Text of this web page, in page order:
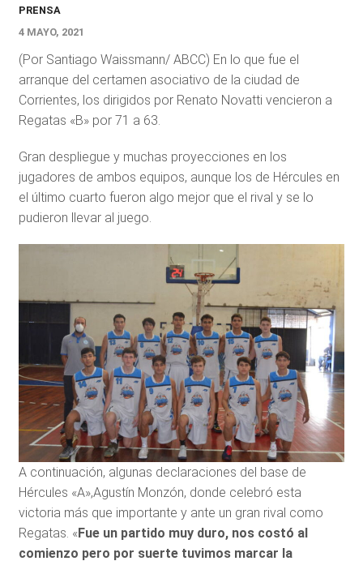
PRENSA
4 MAYO, 2021
(Por Santiago Waissmann/ ABCC) En lo que fue el
arranque del certamen asociativo de la ciudad de
Corrientes, los dirigidos por Renato Novatti vencieron a
Regatas «B» por 71 a 63.
Gran despliegue y muchas proyecciones en los
jugadores de ambos equipos, aunque los de Hércules en
el último cuarto fueron algo mejor que el rival y se lo
pudieron llevar al juego.
A continuación, algunas declaraciones del base de
Hércules «A»,Agustín Monzón, donde celebró esta
victoria más que importante y ante un gran rival como
Regatas. «Fue un partido muy duro, nos costó al
comienzo pero por suerte tuvimos marcar la